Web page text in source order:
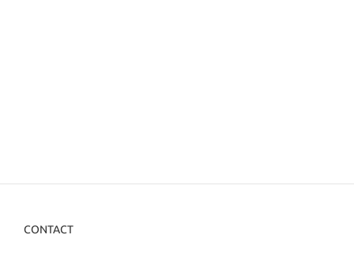
CONTACT